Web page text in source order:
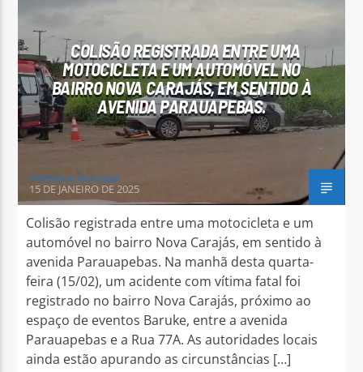
COLISÃO REGISTRADA ENTRE UMA
MOTOCICLETA E UM AUTOMÓVEL NO
BAIRRO NOVA CARAJÁS, EM SENTIDO À
AVENIDA PARAUAPEBAS.
Henrique Gonzaga
15 DE JANEIRO DE 2025
Colisão registrada entre uma motocicleta e um
automóvel no bairro Nova Carajás, em sentido à
avenida Parauapebas. Na manhã desta quarta-
feira (15/02), um acidente com vítima fatal foi
registrado no bairro Nova Carajás, próximo ao
espaço de eventos Baruke, entre a avenida
Parauapebas e a Rua 77A. As autoridades locais
ainda estão apurando as circunstâncias […]